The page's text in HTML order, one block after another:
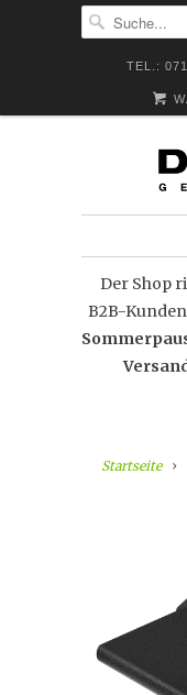
TEL.:
Der Shop
B2B-
Startseite